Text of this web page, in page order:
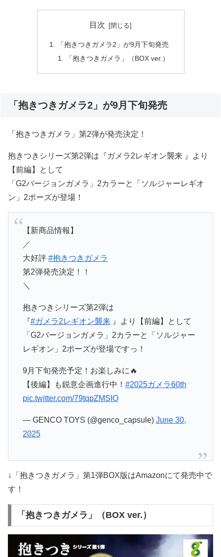
目次
「抱きつきガメラ2」が9月下旬発売
「抱きつきガメラ」（BOX ver.）
「抱きつきガメラ2」が9月下旬発売
「抱きつきガメラ」第2弾が発売決定！
抱きつきシリーズ第2弾は『ガメラ2レギオン襲来 』より
【前編】として
「G2バージョンガメラ」2カラーと「ソルジャーレギオ
ン」2ポーズが登場！
【新商品情報】
／
大好評 #抱きつきガメラ
第2弾発売決定！！
＼
抱きつきシリーズ第2弾は
『#ガメラ2レギオン襲来』より【前編】として
「G2バージョンガメラ」2カラーと「ソルジャー
レギオン」2ポーズが登場ですっ！
9月下旬発売予定！お楽しみに🔥
【後編】も鋭意企画進行中！ #2025ガメラ60th
pic.twitter.com/79tqpZMSIO
— GENCO TOYS (@genco_capsule) June 30,
2025
↓「抱きつきガメラ」第1弾BOX版はAmazonにて発売中で
す！
「抱きつきガメラ」（BOX ver.）